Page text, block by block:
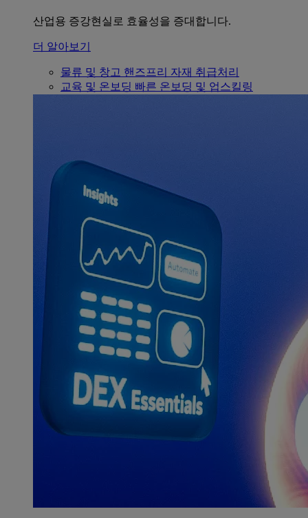
산업용 증강현실로 효율성을 증대합니다.
더 알아보기
물류 및 창고 핸즈프리 자재 취급처리
교육 및 온보딩 빠른 온보딩 및 업스킬링